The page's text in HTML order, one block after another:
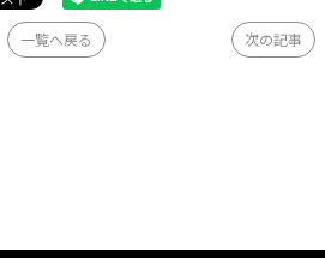
次の記事
一覧へ戻る